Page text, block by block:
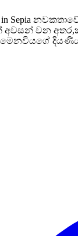
Sepia
වන
මෙනවියගේ